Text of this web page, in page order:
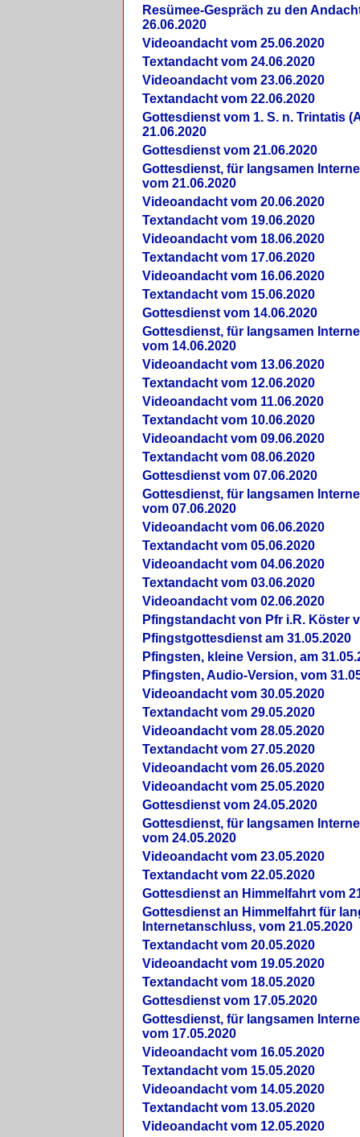
Re­sü­mee-Gespräch zu den
26.06.2020
Videoandacht vom 25.06.2020
Textandacht vom 24.06.2020
Videoandacht vom 23.06.2020
Textandacht vom 22.06.2020
Gottesdienst vom 1. S. n. Trintatis
21.06.2020
Gottesdienst vom 21.06.2020
Gottesdienst, für langsamen
vom 21.06.2020
Videoandacht vom 20.06.2020
Textandacht vom 19.06.2020
Videoandacht vom 18.06.2020
Textandacht vom 17.06.2020
Videoandacht vom 16.06.2020
Textandacht vom 15.06.2020
Gottesdienst vom 14.06.2020
Gottesdienst, für langsamen
vom 14.06.2020
Videoandacht vom 13.06.2020
Textandacht vom 12.06.2020
Videoandacht vom 11.06.2020
Textandacht vom 10.06.2020
Videoandacht vom 09.06.2020
Textandacht vom 08.06.2020
Gottesdienst vom 07.06.2020
Gottesdienst, für langsamen
vom 07.06.2020
Videoandacht vom 06.06.2020
Textandacht vom 05.06.2020
Videoandacht vom 04.06.2020
Textandacht vom 03.06.2020
Videoandacht vom 02.06.2020
Pfingstandacht von Pfr i.R. Köster
Pfingstgottesdienst am 31.05.2020
Pfingsten, kleine Version, am
Pfingsten, Audio-Version, vom
Videoandacht vom 30.05.2020
Textandacht vom 29.05.2020
Videoandacht vom 28.05.2020
Textandacht vom 27.05.2020
Videoandacht vom 26.05.2020
Videoandacht vom 25.05.2020
Gottesdienst vom 24.05.2020
Gottesdienst, für langsamen
vom 24.05.2020
Videoandacht vom 23.05.2020
Textandacht vom 22.05.2020
Gottesdienst an Himmelfahrt vom
Gottesdienst an Himmelfahrt für
Internetanschluss, vom 21.05.2020
Textandacht vom 20.05.2020
Videoandacht vom 19.05.2020
Textandacht vom 18.05.2020
Gottesdienst vom 17.05.2020
Gottesdienst, für langsamen
vom 17.05.2020
Videoandacht vom 16.05.2020
Textandacht vom 15.05.2020
Videoandacht vom 14.05.2020
Textandacht vom 13.05.2020
Videoandacht vom 12.05.2020